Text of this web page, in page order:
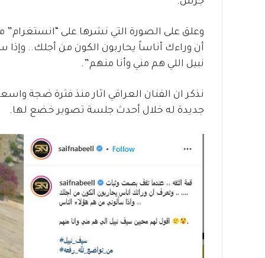
وعلق على الصورة التي نشرها على
أن وراءك أناساً يحاربون الكون من أجلك..
نبيل اللي هم مني وأنا منهم”.
نذكر ان الفنان العراقي اثار منذ فترة ضجة
جديدة له خلال أحدث جلسة تصوير خضع لها.